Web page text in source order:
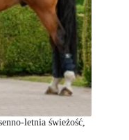
letnia świeżość,